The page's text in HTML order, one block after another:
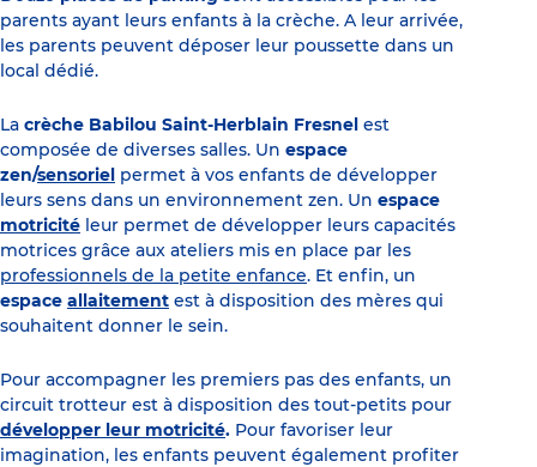
parents ayant leurs enfants à la crèche. A leur arrivée,
les parents peuvent déposer leur poussette dans un
local dédié.
La crèche Babilou Saint-Herblain Fresnel est
composée de diverses salles. Un espace
zen/sensoriel permet à vos enfants de développer
leurs sens dans un environnement zen. Un espace
motricité leur permet de développer leurs capacités
motrices grâce aux ateliers mis en place par les
professionnels de la petite enfance. Et enfin, un
espace allaitement est à disposition des mères qui
souhaitent donner le sein.
Pour accompagner les premiers pas des enfants, un
circuit trotteur est à disposition des tout-petits pour
développer leur motricité. Pour favoriser leur
imagination, les enfants peuvent également profiter